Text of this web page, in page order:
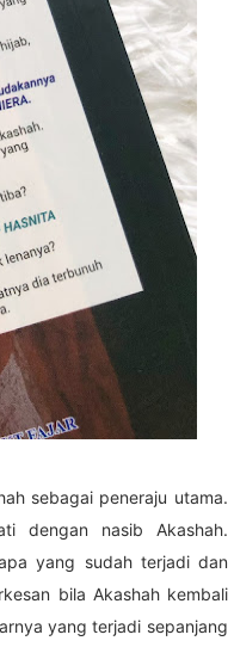
sebagai peneraju utama.
dengan nasib Akashah.
yang sudah terjadi dan
bila Akashah kembali
yang terjadi sepanjang